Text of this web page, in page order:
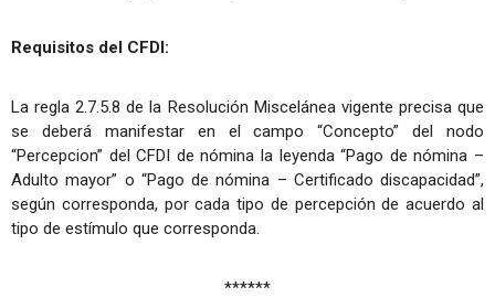
Requisitos del CFDI:
La regla 2.7.5.8 de la Resolución Miscelánea vigente precisa que
se deberá manifestar en el campo “Concepto” del nodo
“Percepcion” del CFDI de nómina la leyenda “Pago de nómina –
Adulto mayor” o “Pago de nómina – Certificado discapacidad”,
según corresponda, por cada tipo de percepción de acuerdo al
tipo de estímulo que corresponda.
******